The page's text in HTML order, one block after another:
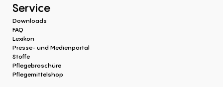
Service
Downloads
FAQ
Lexikon
Presse- und Medienportal
Stoffe
Pflegebroschüre
Pflegemittelshop